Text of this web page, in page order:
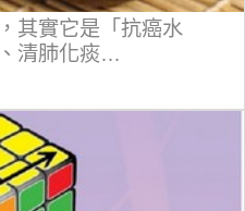
其實它是「抗癌水
清肺化痰…